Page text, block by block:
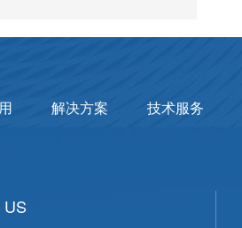
解决方案 技术服务
US